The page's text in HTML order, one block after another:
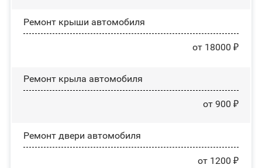
Ремонт крыши автомобиля
от 18000 ₽
Ремонт крыла автомобиля
от 900 ₽
Ремонт двери автомобиля
от 1200 ₽